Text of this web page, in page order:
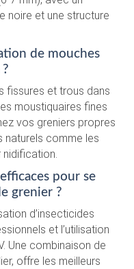
noire et une structure
de mouches
fissures et trous dans
moustiquaires fines
vos greniers propres
naturels comme les
nidification.
pour se
grenier ?
d’insecticides
et l’utilisation
Une combinaison de
offre les meilleurs